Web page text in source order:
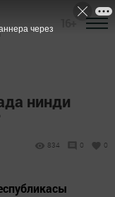
нинди
834 0 0
через